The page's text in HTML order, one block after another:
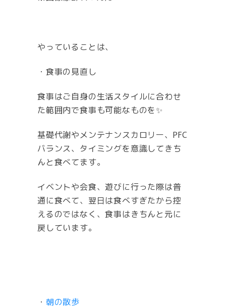
やっていることは、
・食事の見直し
食事はご自身の生活スタイルに合わせ
た範囲内で食事も可能なものを✨
基礎代謝やメンテナンスカロリー、PFC
バランス、タイミングを意識してきち
んと食べてます。
イベントや会食、遊びに行った際は普
通に食べて、翌日は食べすぎたから控
えるのではなく、食事はきちんと元に
戻しています。
・ 朝の散歩